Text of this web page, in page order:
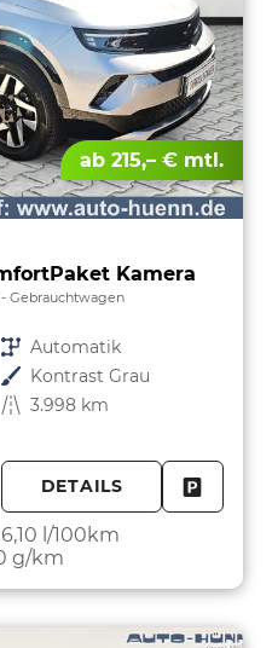
ab 215,– € mtl.
Kamera
Gebrauchtwagen
Getriebe Automatik
Außenfarbe Kontrast Grau
Kilometerstand 3.998 km
DETAILS
6,10 l/100km
g/km